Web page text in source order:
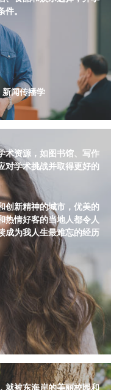
。
闻传播学
术资源，如图书馆、写作
对学术挑战并取得更好的
创新精神的城市，优美的
热情好客的当地人都令人
成为我人生最难忘的经历
就被东海岸的美丽校园和